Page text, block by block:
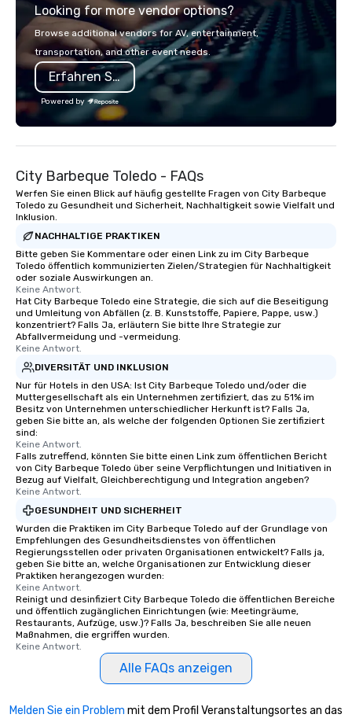
experiences. We also specialize in
hotel room blockings at special rates,
as we own an operate over 25 hotels
around the country. Want to take your
travel up a notch? Contact us about
our private jets!
premium beans,
and a thoughtfully
cart, we bring the
conference, create a
add a refined touch
unforgettable—one
Looking for more vendor options?
Browse additional vendors for AV, entertainment,
transportation, and other event needs.
Erfahren Sie mehr
Powered by
City Barbeque Toledo - FAQs
Werfen Sie einen Blick auf häufig gestellte Fragen von City Barbeque
Toledo zu Gesundheit und Sicherheit, Nachhaltigkeit sowie Vielfalt und
Inklusion.
NACHHALTIGE PRAKTIKEN
Bitte geben Sie Kommentare oder einen Link zu im City Barbeque
Toledo öffentlich kommunizierten Zielen/Strategien für Nachhaltigkeit
oder soziale Auswirkungen an.
Keine Antwort.
Hat City Barbeque Toledo eine Strategie, die sich auf die Beseitigung
und Umleitung von Abfällen (z. B. Kunststoffe, Papiere, Pappe, usw.)
konzentriert? Falls Ja, erläutern Sie bitte Ihre Strategie zur
Abfallvermeidung und -vermeidung.
Keine Antwort.
DIVERSITÄT UND INKLUSION
Nur für Hotels in den USA: Ist City Barbeque Toledo und/oder die
Muttergesellschaft als ein Unternehmen zertifiziert, das zu 51% im
Besitz von Unternehmen unterschiedlicher Herkunft ist? Falls Ja,
geben Sie bitte an, als welche der folgenden Optionen Sie zertifiziert
sind:
Keine Antwort.
Falls zutreffend, könnten Sie bitte einen Link zum öffentlichen Bericht
von City Barbeque Toledo über seine Verpflichtungen und Initiativen in
Bezug auf Vielfalt, Gleichberechtigung und Integration angeben?
Keine Antwort.
GESUNDHEIT UND SICHERHEIT
Wurden die Praktiken im City Barbeque Toledo auf der Grundlage von
Empfehlungen des Gesundheitsdienstes von öffentlichen
Regierungsstellen oder privaten Organisationen entwickelt? Falls ja,
geben Sie bitte an, welche Organisationen zur Entwicklung dieser
Praktiken herangezogen wurden:
Keine Antwort.
Reinigt und desinfiziert City Barbeque Toledo die öffentlichen Bereiche
und öffentlich zugänglichen Einrichtungen (wie: Meetingräume,
Restaurants, Aufzüge, usw.)? Falls Ja, beschreiben Sie alle neuen
Maßnahmen, die ergriffen wurden.
Keine Antwort.
Alle FAQs anzeigen
Melden Sie ein Problem mit dem Profil Veranstaltungsortes an das